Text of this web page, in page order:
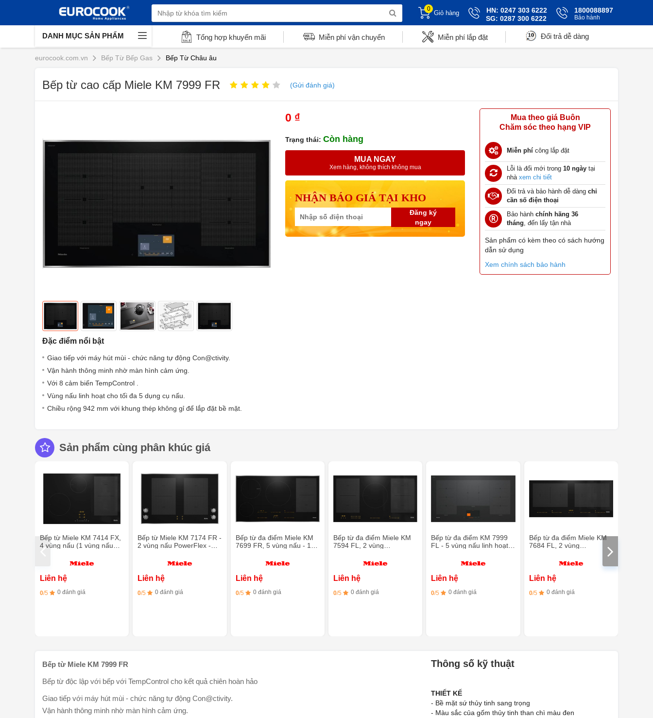
0
Giỏ hàng
HN: 0247 303 6222
SG: 0287 300 6222
1800088897
Bảo hành
DANH MỤC SẢN PHẨM Tổng hợp khuyến mãi Miễn phí vận chuyển Miễn phí lắp đặt Đổi trả dễ dàng
eurocook.com.vn Bếp Từ Bếp Gas Bếp Từ Châu âu
Bếp từ cao cấp Miele KM 7999 FR (Gửi đánh giá)
Đặc điểm nổi bật
Giao tiếp với máy hút mùi - chức năng tự động Con@ctivity.
Vận hành thông minh nhờ màn hình cảm ứng.
Với 8 cảm biến TempControl .
Vùng nấu linh hoạt cho tối đa 5 dụng cụ nấu.
Chiều rộng 942 mm với khung thép không gỉ để lắp đặt bề mặt.
0 ₫
Trạng thái: Còn hàng
MUA NGAY
Xem hàng, không thích không mua
NHẬN BÁO GIÁ TẠI KHO
Đăng ký
ngay
Mua theo giá Buôn
Chăm sóc theo hạng VIP
Miễn phí công lắp đặt
Lỗi là đổi mới trong 10 ngày tại
nhà xem chi tiết
Đổi trả và bảo hành dễ dàng chỉ
cần số điện thoại
Bảo hành chính hãng 36
tháng, đến lấy tận nhà
Sản phẩm có kèm theo có sách hướng
dẫn sử dụng
Xem chính sách bảo hành
Sản phẩm cùng phân khúc giá
Bếp từ Miele KM 7414 FX,
4 vùng nấu (1 vùng nấu
Liên hệ
0/5 0 đánh giá
Bếp từ Miele KM 7174 FR -
2 vùng nấu PowerFlex -
Liên hệ
0/5 0 đánh giá
Bếp từ đa điểm Miele KM
7699 FR, 5 vùng nấu - 1
TempControl
Liên hệ
0/5 0 đánh giá
Bếp từ đa điểm Miele KM
7594 FL, 2 vùng
Liên hệ
0/5 0 đánh giá
Bếp từ đa điểm KM 7999
FL - 5 vùng nấu linh hoạt,
Liên hệ
0/5 0 đánh giá
Bếp từ đa điểm Miele KM
7684 FL, 2 vùng
Liên hệ
0/5 0 đánh giá
Bếp từ Miele KM 7999 FR
Bếp từ độc lập với bếp với TempControl cho kết quả chiên hoàn hảo
Giao tiếp với máy hút mùi - chức năng tự động Con@ctivity.
Vận hành thông minh nhờ màn hình cảm ứng.
Thông số kỹ thuật
THIẾT KẾ
- Bề mặt sứ thủy tinh sang trọng
- Màu sắc của gốm thủy tinh than chì màu đen